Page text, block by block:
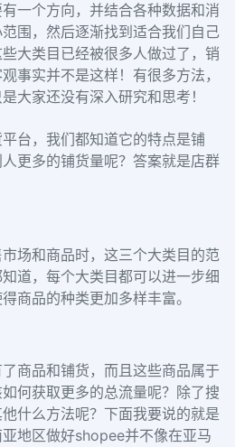
一个方向，并结合各种数据和消
围，然后逐渐找到适合我们自己
大类目已经被很多人做过了，销
事实并不是这样！有很多方法，
大家还没有深入研究和思考！
台，我们都知道它的特点是铺
更多的铺货量呢？答案就是店群
场和商品时，这三个大类目的范
道，每个大类目都可以进一步细
商品的种类更加多样丰富。
商品和铺货，而且这些商品属于
何获取更多的总流量呢？除了搜
什么方法呢？下面我要说的就是
地区做好shopee并不像在亚马